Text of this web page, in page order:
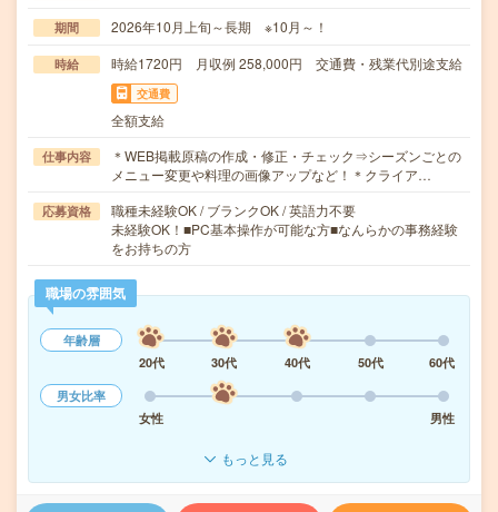
期間 2026年10月上旬～長期 ※10月～！
時給 時給1720円 月収例 258,000円 交通費・残業代別途支給
交通費
全額支給
仕事内容
＊WEB掲載原稿の作成・修正・チェック⇒シーズンごとの
メニュー変更や料理の画像アップなど！＊クライア…
応募資格
職種未経験OK / ブランクOK / 英語力不要
未経験OK！■PC基本操作が可能な方■なんらかの事務経験
をお持ちの方
職場の雰囲気
年齢層
20代
30代 40代 50代
60代
男女比率
女性
男性
もっと見る